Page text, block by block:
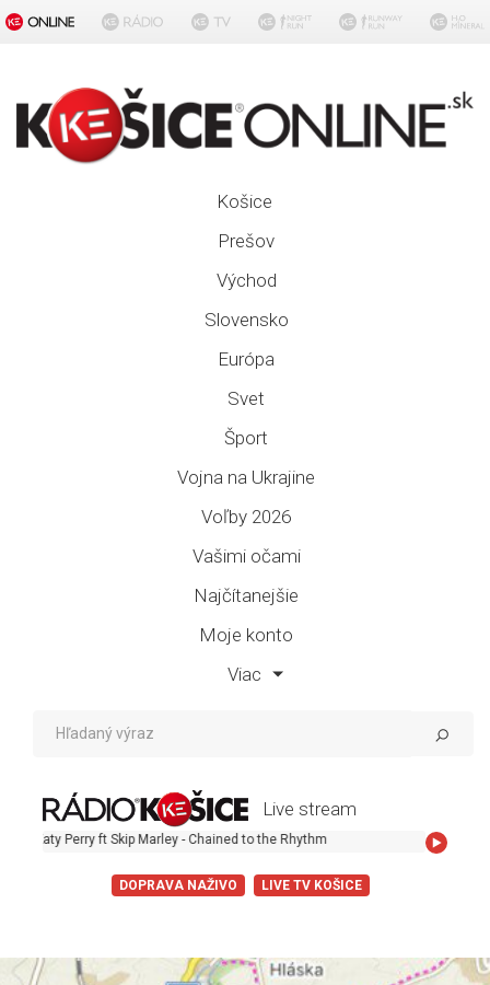
Košice
Prešov
Východ
Slovensko
Európa
Svet
Šport
Vojna na Ukrajine
Voľby 2026
Vašimi očami
Najčítanejšie
Moje konto
Viac
Live stream
Perry ft Skip Marley - Chained to the Rhythm
DOPRAVA NAŽIVO LIVE TV KOŠICE